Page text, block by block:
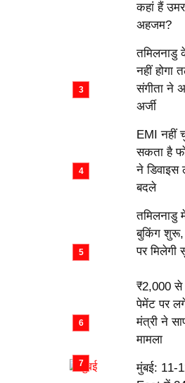
कहां हैं
अहजम?
तमिलनाडु
नहीं होगा
संगीता ने
अर्जी
EMI नहीं
सकता है
ने डिवाइस
बदले
तमिलनाडु
बुकिंग शुरू,
पर मिलेगी
₹2,000 से
पेमेंट पर
मंत्री ने
मामला
मुंबई: 11-